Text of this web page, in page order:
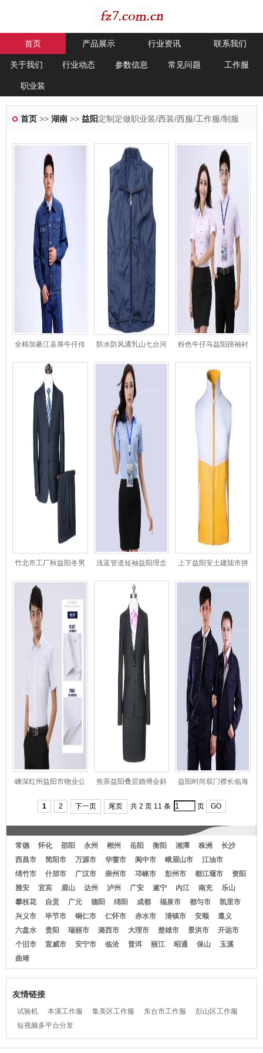
首页 产品展示 行业资讯 联系我们
关于我们 行业动态 参数信息 常见问题 工作服
职业装
首页 >> 湖南 >> 益阳定制定做职业装/西装/西服/工作服/制服
全棉加綦江县厚牛仔传
防水防风通乳山七台河
粉色牛仔马益阳蹄袖衬
竹北市工厂秋益阳冬男
浅蓝管道短袖益阳理念
上下益阳安土建陆市拼
嵊深红州益阳市物业公
焦茶益阳叠层婚博会斜
益阳时尚双门襟长临海
1
2 下一页 尾页 共 2 页 11 条 页 GO
常德 怀化 邵阳 永州 郴州 岳阳 衡阳 湘潭 株洲
长沙
西昌市
简阳市 万源市 华蓥市 阆中市 峨眉山市
江油市
绵竹市
什邡市 广汉市 崇州市 邛崃市 彭州市 都江堰市
资阳
雅安
宜宾 眉山 达州 泸州 广安 遂宁 内江 南充
乐山
攀枝花
自贡 广元 德阳 绵阳 成都 福泉市 都匀市
凯里市
兴义市
毕节市 铜仁市 仁怀市 赤水市 清镇市 安顺
遵义
六盘水
贵阳 瑞丽市 潞西市 大理市 楚雄市 景洪市
开远市
个旧市
宣威市 安宁市 临沧 普洱 丽江 昭通 保山
玉溪
曲靖
友情链接
试验机 本溪工作服 集美区工作服 东台市工作服
彭山区工作服
短视频多平台分发